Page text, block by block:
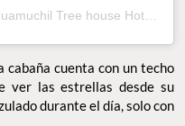
cabaña cuenta con un techo
ver las estrellas desde su
durante el día, solo con